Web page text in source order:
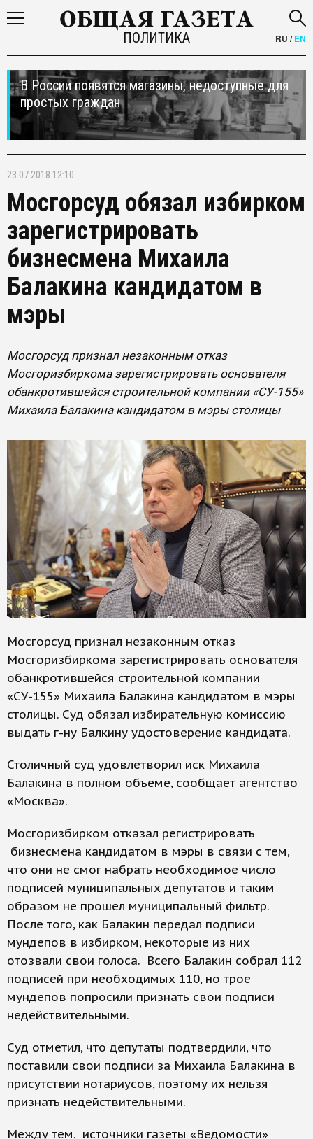
ПОЛИТИКА RU /EN
В России появятся магазины, недоступные для
простых граждан
23.07.2018 12:10
Мосгорсуд обязал избирком
зарегистрировать
бизнесмена Михаила
Балакина кандидатом в
мэры
Мосгорсуд признал незаконным отказ
Мосгоризбиркома зарегистрировать основателя
обанкротившейся строительной компании «СУ-155»
Михаила Балакина кандидатом в мэры столицы
Мосгорсуд признал незаконным отказ
Мосгоризбиркома зарегистрировать основателя
обанкротившейся строительной компании
«СУ-155» Михаила Балакина кандидатом в мэры
столицы. Суд обязал избирательную комиссию
выдать г-ну Балкину удостоверение кандидата.
Столичный суд удовлетворил иск Михаила
Балакина в полном объеме, сообщает агентство
«Москва».
Мосгоризбирком отказал регистрировать
бизнесмена кандидатом в мэры в связи с тем,
что они не смог набрать необходимое число
подписей муниципальных депутатов и таким
образом не прошел муниципальный фильтр.
После того, как Балакин передал подписи
мундепов в избирком, некоторые из них
отозвали свои голоса. Всего Балакин собрал 112
подписей при необходимых 110, но трое
мундепов попросили признать свои подписи
недействительными.
Суд отметил, что депутаты подтвердили, что
поставили свои подписи за Михаила Балакина в
присутствии нотариусов, поэтому их нельзя
признать недействительными.
Между тем, источники газеты «Ведомости»